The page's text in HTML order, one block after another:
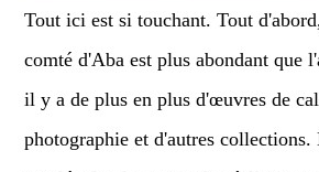
Tout ici est si touchant. Tout
comté d'Aba est plus abondant que
il y a de plus en plus d'œuvres de
photographie et d'autres collections.